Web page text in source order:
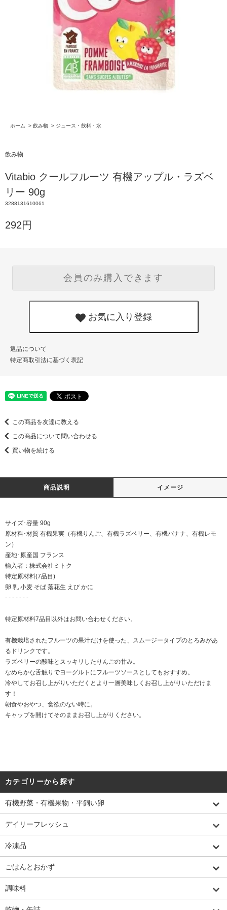
ホーム > 飲み物 > ジュース・飲料・水
飲み物
Vitabio クールフルーツ 有機アップル・ラズベ
リー 90g
3288131610061
292円
会員のみ購入できます
お気に入り登録
返品について
特定商取引法に基づく表記
この商品を友達に教える
この商品について問い合わせる
買い物を続ける
商品説明 イメージ
サイズ･容量 90g
原材料･材質 有機果実（有機りんご、有機ラズベリー、有機バナナ、有機レモ
ン）
産地･原産国 フランス
輸入者：株式会社ミトク
特定原材料(7品目)
卵 乳 小麦 そば 落花生 えび かに
- - - - - - -
特定原材料7品目以外はお問い合わせください。
有機栽培されたフルーツの果汁だけを使った、スムージータイプのとろみがあ
るドリンクです。
ラズベリーの酸味とスッキリしたりんごの甘み。
なめらかな舌触りでヨーグルトにフルーツソースとしてもおすすめ。
冷やしてお召し上がりいただくとより一層美味しくお召し上がりいただけま
す！
朝食やおやつ、食欲のない時に。
キャップを開けてそのままお召し上がりください。
カテゴリーから探す
有機野菜・有機果物・平飼い卵
デイリーフレッシュ
冷凍品
ごはんとおかず
調味料